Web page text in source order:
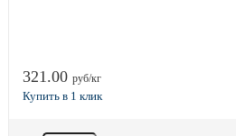
321.00 руб/кг